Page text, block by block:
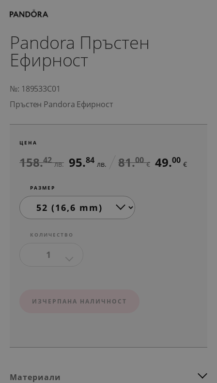
Pandora Пръстен
Ефирност
№: 189533C01
Пръстен Pandora Ефирност
ЦЕНА
158.42 лв. 95.84 лв. 81.00 € 49.00 €
РАЗМЕР
КОЛИЧЕСТВО
1
ИЗЧЕРПАНА НАЛИЧНОСТ
Материали